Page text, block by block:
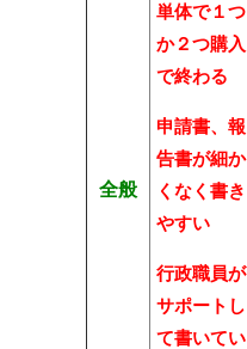
全般
単体で１つ
か２つ購入
で終わる
申請書、報
告書が細か
くなく書き
やすい
行政職員が
サポートし
て書いてい